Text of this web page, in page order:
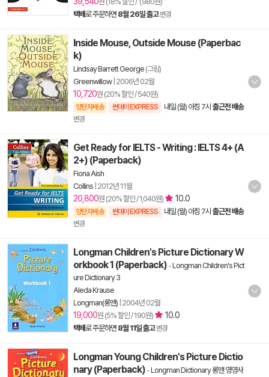
택배로 주문하면 8월 26일 출고 변경
Inside Mouse, Outside Mouse (Paperbac
k)
Lindsay Barrett George (그림)
Greenwillow| 2006년 02월
10,720원 (20% 할인 / 540원)
양탄자배송 썬데이 EXPRESS 내일 (월) 아침 7시 출근전 배송
변경
Get Ready for IELTS - Writing : IELTS 4+ (A
2+) (Paperback)
Fiona Aish
Collins 2012년 11월
20,800원 (20% 할인 / 1,040원) 10.0
양탄자배송 썬데이 EXPRESS 내일 (월) 아침 7시 출근전 배송
변경
Longman Children's Picture Dictionary W
orkbook 1 (Paperback) -Longman Children's Pict
ure Dictionary 3
Aleda Krause
Longman(롱맨) 2004년 02월
19,000원 (5% 할인 / 190원) 10.0
택배로 주문하면 8월 11일 출고 변경
Longman Young Children's Picture Dictio
nary (Paperback) -Longman Dictionary 롱맨 영영사